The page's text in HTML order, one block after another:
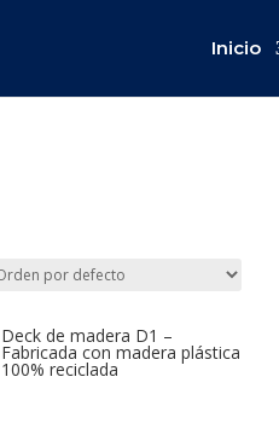
Inicio
Deck de madera D1 –
Fabricada con madera plástica
100% reciclada